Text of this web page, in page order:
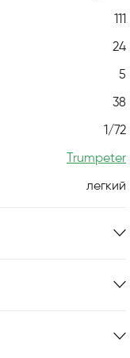
111
24
5
38
1/72
Trumpeter
легкий